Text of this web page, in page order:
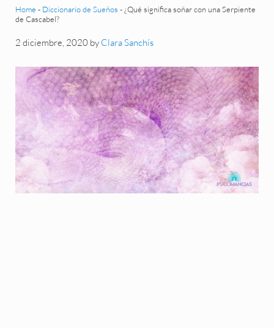
Home - Diccionario de Sueños -¿Qué significa soñar con una Serpiente
de Cascabel?
2 diciembre, 2020 by Clara Sanchís